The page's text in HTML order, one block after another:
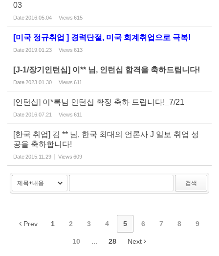
03
Date2016.05.04 Views 615
[미국 정규취업 ] 경력단절, 미국 회계취업으로 극복!
Date2019.01.23 Views 613
[J-1/장기인턴십] 이** 님, 인턴십 합격을 축하드립니다!
Date2023.01.30 Views 611
[인턴십] 이*록님 인턴십 확정 축하 드립니다!_7/21
Date2016.07.21 Views 611
[한국 취업] 김 ** 님, 한국 최대의 언론사 J 일보 취업 성
공을 축하합니다!
Date2015.11.29 Views 609
검색
Prev 1 2 3 4 5 6 7 8 9
10 ... 28 Next